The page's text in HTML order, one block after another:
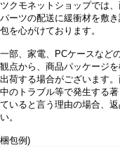
ツクモネットショップでは
パーツの配送に緩衝材を敷
包を心がけております。
一部、家電、PCケースなど
観点から、商品パッケージ
出荷する場合がございます
中のトラブル等で発生する
ていると言う理由の場合、
い。
梱包例)